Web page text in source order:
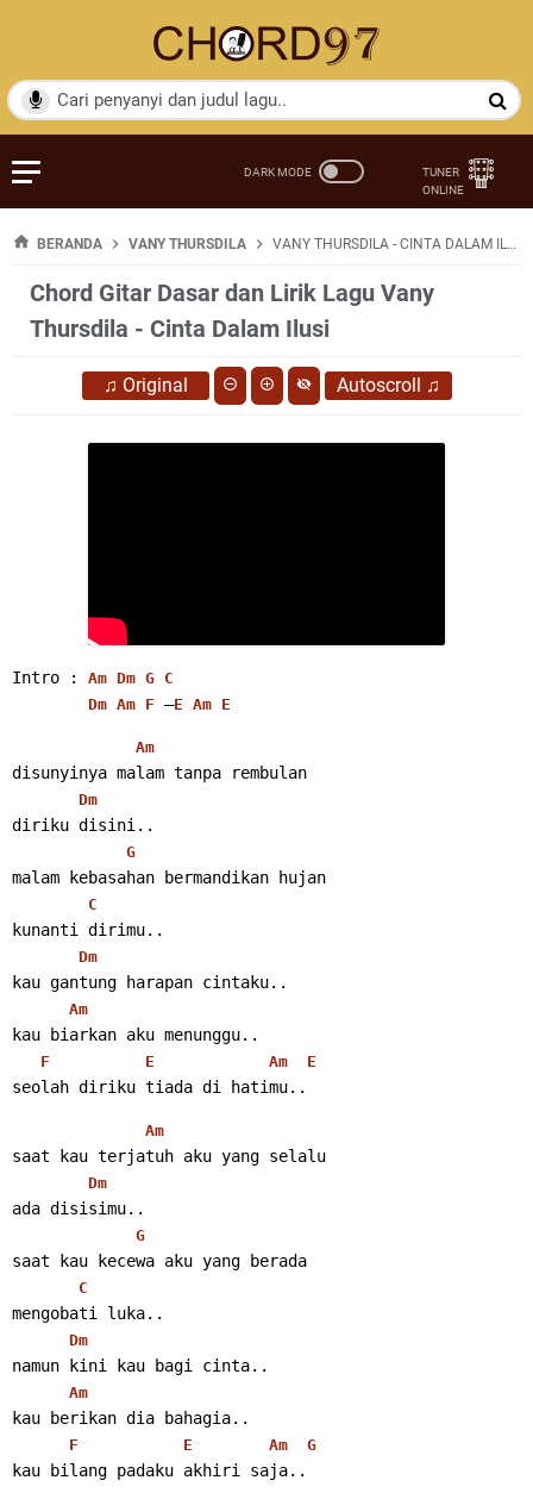
BERANDA VANY THURSDILA VANY THURSDILA - CINTA DALAM ILUSI
Chord Gitar Dasar dan Lirik Lagu Vany
Thursdila - Cinta Dalam Ilusi
♫ Original Autoscroll ♫
Intro : Am Dm G C
Dm Am F –E Am E
Am
disunyinya malam tanpa rembulan
Dm
diriku disini..
G
malam kebasahan bermandikan hujan
C
kunanti dirimu..
Dm
kau gantung harapan cintaku..
Am
kau biarkan aku menunggu..
F E Am E
seolah diriku tiada di hatimu..
Am
saat kau terjatuh aku yang selalu
Dm
ada disisimu..
G
saat kau kecewa aku yang berada
C
mengobati luka..
Dm
namun kini kau bagi cinta..
Am
kau berikan dia bahagia..
F E Am G
kau bilang padaku akhiri saja..